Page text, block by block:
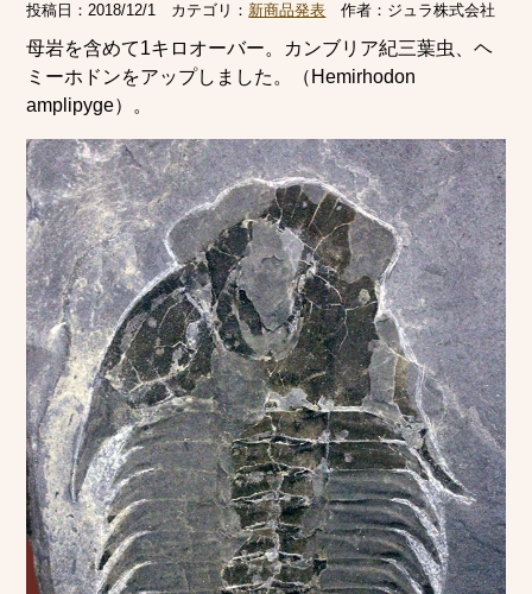
投稿日：2018/12/1 カテゴリ： 新商品発表 作者： ジュラ株式会社
母岩を含めて1キロオーバー。カンブリア紀三葉虫、ヘ
ミーホドンをアップしました。（Hemirhodon
amplipyge）。